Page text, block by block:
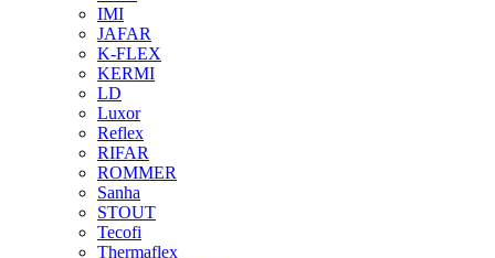
IMI
JAFAR
K-FLEX
KERMI
LD
Luxor
Reflex
RIFAR
ROMMER
Sanha
STOUT
Tecofi
Thermaflex